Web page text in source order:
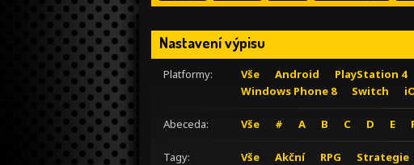
Nastavení výpisu
Platformy: Vše Android PlayStation 4
Windows Phone 8
Switch
Abeceda: Vše # A B C D E
Tagy: Vše Akční RPG Strategie